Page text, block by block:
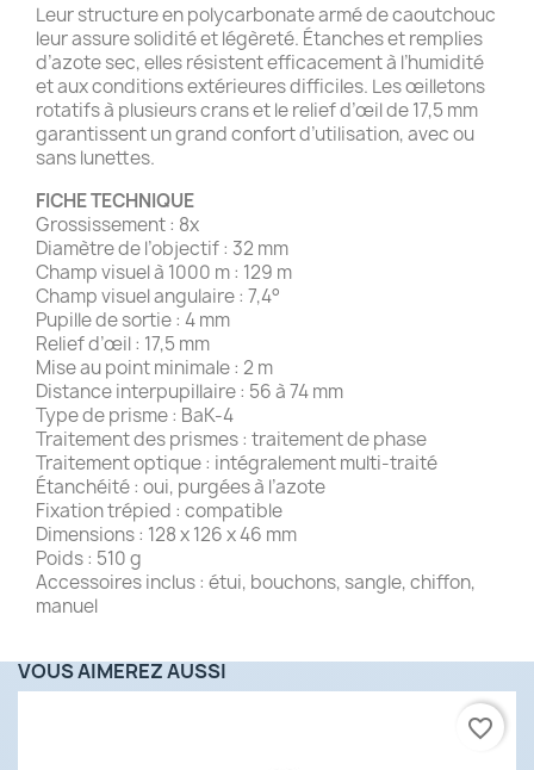
Leur structure en polycarbonate armé de caoutchouc
leur assure solidité et légèreté. Étanches et remplies
d’azote sec, elles résistent efficacement à l’humidité
et aux conditions extérieures difficiles. Les œilletons
rotatifs à plusieurs crans et le relief d’œil de 17,5 mm
garantissent un grand confort d’utilisation, avec ou
sans lunettes.
FICHE TECHNIQUE
Grossissement : 8x
Diamètre de l’objectif : 32 mm
Champ visuel à 1000 m : 129 m
Champ visuel angulaire : 7,4°
Pupille de sortie : 4 mm
Relief d’œil : 17,5 mm
Mise au point minimale : 2 m
Distance interpupillaire : 56 à 74 mm
Type de prisme : BaK-4
Traitement des prismes : traitement de phase
Traitement optique : intégralement multi-traité
Étanchéité : oui, purgées à l’azote
Fixation trépied : compatible
Dimensions : 128 x 126 x 46 mm
Poids : 510 g
Accessoires inclus : étui, bouchons, sangle, chiffon,
manuel
VOUS AIMEREZ AUSSI
favorite_border